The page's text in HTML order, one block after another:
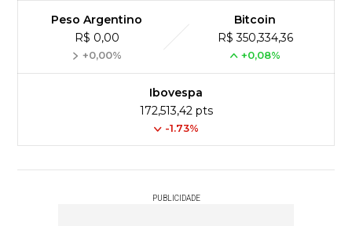
Peso Argentino
R$ 0,00
+0,00%
Bitcoin
R$ 350,334,36
+0,08%
Ibovespa
172,513,42 pts
-1.73%
PUBLICIDADE